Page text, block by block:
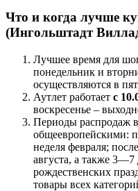
Что и когда лучше
(Ингольштадт
Лучшее время для
понедельник и
осуществляются в
Аутлет работает с
воскресенье –
Периоды распродаж
общеевропейскими:
неделя февраля;
августа, а также
рождественских
товары всех